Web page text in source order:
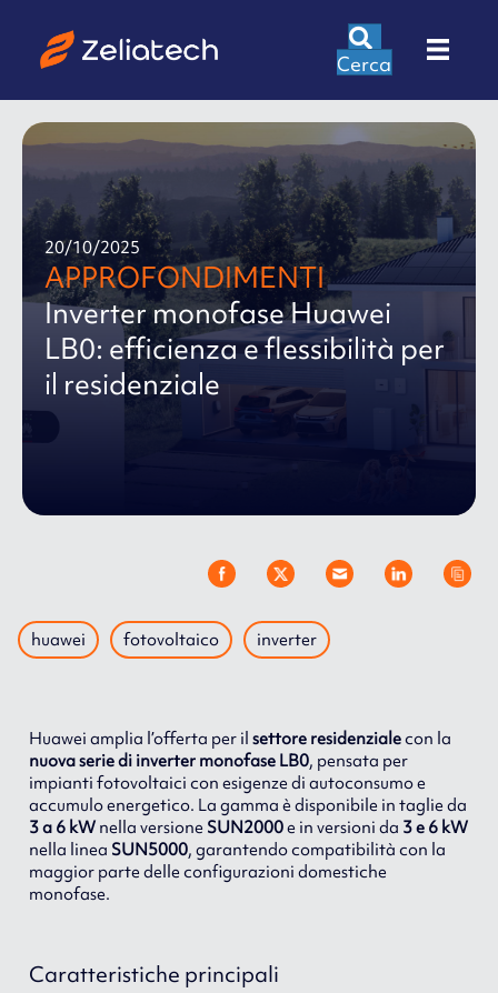
Cerca
20/10/2025
APPROFONDIMENTI
Inverter monofase Huawei
LB0: efficienza e flessibilità per
il residenziale
huawei fotovoltaico inverter
Huawei amplia l’offerta per il settore residenzialecon la
nuova serie di inverter monofase LB0, pensata per
impianti fotovoltaici con esigenze di autoconsumo e
accumulo energetico. La gamma è disponibile in taglie da
3 a 6 kW nella versione SUN2000e in versioni da 3 e 6 kW
nella linea SUN5000, garantendo compatibilità con la
maggior parte delle configurazioni domestiche
monofase.
Caratteristiche principali